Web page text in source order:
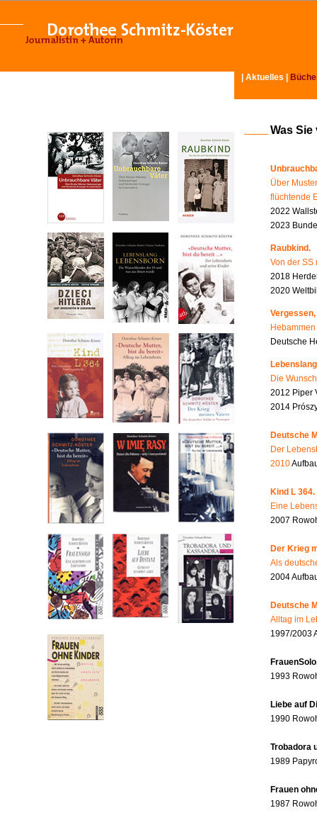
Aktuelles
Was
Über
flüchtende
2022
2023
Raubkind.
Von der SS
2018
2020
Deutsche
Die
2012 Piper
2014
Deutsche
Der
2010
Kind L 364.
Eine
2007
Der Krieg
Als
2004
Deutsche
Alltag im
1997/2003
1993
Liebe auf
1990
Trobadora
1989
Frauen
1987